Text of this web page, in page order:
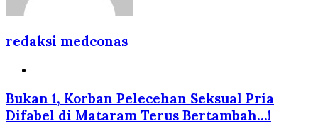
redaksi medconas
Bukan 1, Korban Pelecehan Seksual Pria
Difabel di Mataram Terus Bertambah...!